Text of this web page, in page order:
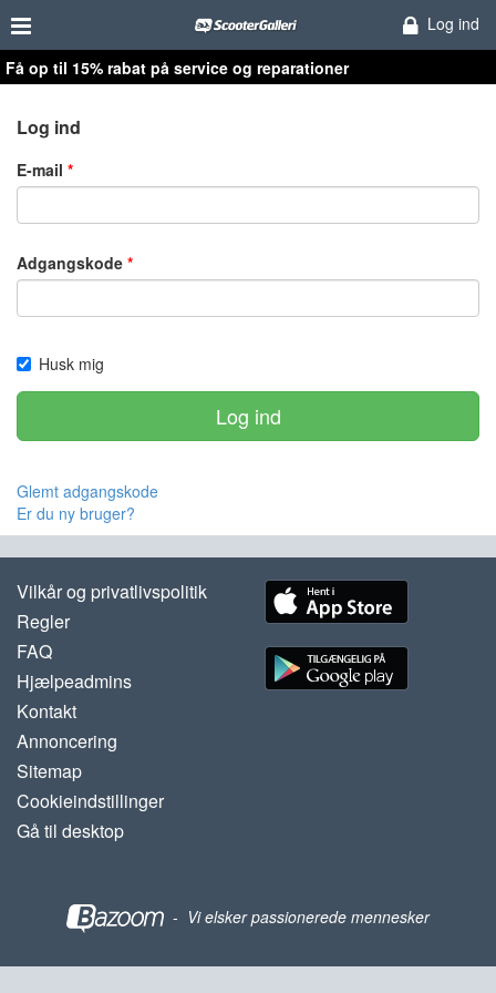
Log ind
Få op til 15% rabat på service og reparationer
Log ind
E-mail
Adgangskode
Husk mig
Log ind
Glemt adgangskode
Er du ny bruger?
Vilkår og privatlivspolitik
Regler
FAQ
Hjælpeadmins
Kontakt
Annoncering
Sitemap
Cookieindstillinger
Gå til desktop
- Vi elsker passionerede mennesker